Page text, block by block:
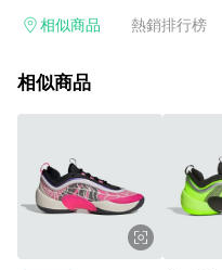
電玩/遊戲/相機/單眼/鏡頭/拍立
的購回饋活動享Yahoo超贈點回
有相關事證認定您為大宗採購、
相關認定以Yahoo購物中心之認
相似商品 熱銷排行榜
相似商品